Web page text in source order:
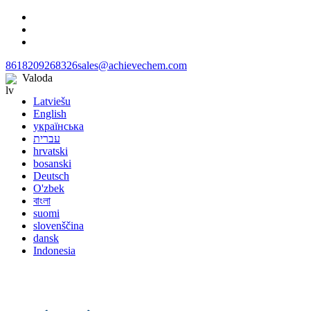
8618209268326sales@achievechem.com
Valoda
Latviešu
English
українська
עברית
hrvatski
bosanski
Deutsch
O'zbek
বাংলা
suomi
slovenščina
dansk
Indonesia